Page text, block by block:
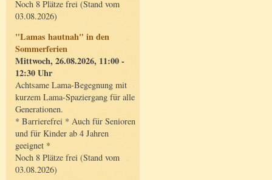
Noch 8 Plätze frei (Stand vom
03.08.2026)
"Lamas hautnah" in den
Sommerferien
Mittwoch, 26.08.2026, 11:00 -
12:30 Uhr
Achtsame Lama-Begegnung mit
kurzem Lama-Spaziergang für alle
Generationen.
* Barrierefrei * Auch für Senioren
und für Kinder ab 4 Jahren
geeignet *
Noch 8 Plätze frei (Stand vom
03.08.2026)